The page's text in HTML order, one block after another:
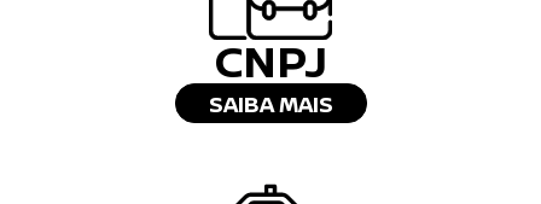
CNPJ
SAIBA MAIS